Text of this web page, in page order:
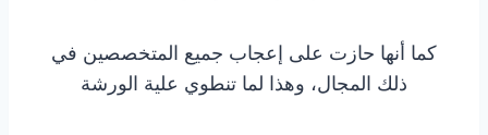
كما أنها حازت على إعجاب جميع المتخصصين في
ذلك المجال، وهذا لما تنطوي علية الورشة